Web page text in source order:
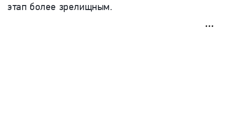
этап более зрелищным.